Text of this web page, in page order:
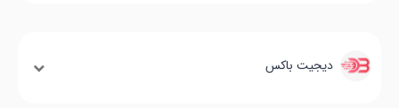
دیجیت باکس